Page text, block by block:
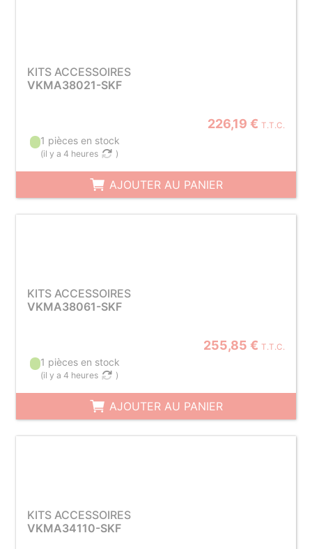
KITS ACCESSOIRES
VKMA38021-SKF
226,19 € T.T.C.
1 pièces en stock
(il y a 4 heures )
AJOUTER AU PANIER
KITS ACCESSOIRES
VKMA38061-SKF
255,85 € T.T.C.
1 pièces en stock
(il y a 4 heures )
AJOUTER AU PANIER
KITS ACCESSOIRES
VKMA34110-SKF